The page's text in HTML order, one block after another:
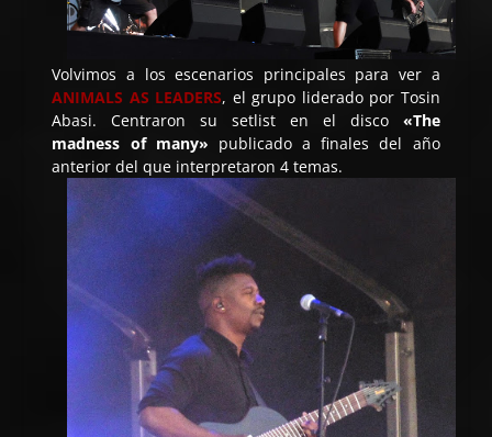
Volvimos a los escenarios principales para ver a
ANIMALS AS LEADERS, el grupo liderado por Tosin
Abasi. Centraron su setlist en el disco «The
madness of many» publicado a finales del año
anterior del que interpretaron 4 temas.